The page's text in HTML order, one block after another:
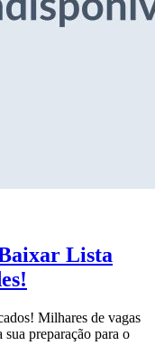
Lista
Milhares de vagas
sua preparação para o